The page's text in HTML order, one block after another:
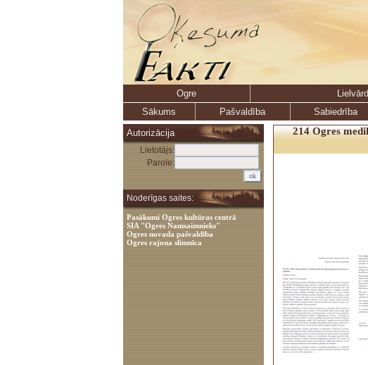
Ogre
Sākums
Pašvaldība Sabiedrība
Autorizācija
Lietotājs:
Parole:
Noderīgas saites:
Pasākumi Ogres kultūras centrā
SIA "Ogres Namsaimnieks"
Ogres novada pašvaldība
Ogres rajona slimnīca
214 Ogres